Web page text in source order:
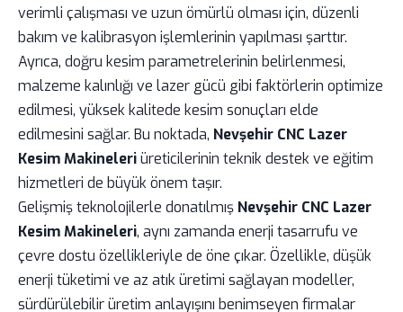
verimli çalışması ve uzun ömürlü olması için, düzenli
bakım ve kalibrasyon işlemlerinin yapılması şarttır.
Ayrıca, doğru kesim parametrelerinin belirlenmesi,
malzeme kalınlığı ve lazer gücü gibi faktörlerin optimize
edilmesi, yüksek kalitede kesim sonuçları elde
edilmesini sağlar. Bu noktada, Nevşehir CNC Lazer
Kesim Makineleriüreticilerinin teknik destek ve eğitim
hizmetleri de büyük önem taşır.
Gelişmiş teknolojilerle donatılmış Nevşehir CNC Lazer
Kesim Makineleri, aynı zamanda enerji tasarrufu ve
çevre dostu özellikleriyle de öne çıkar. Özellikle, düşük
enerji tüketimi ve az atık üretimi sağlayan modeller,
sürdürülebilir üretim anlayışını benimseyen firmalar